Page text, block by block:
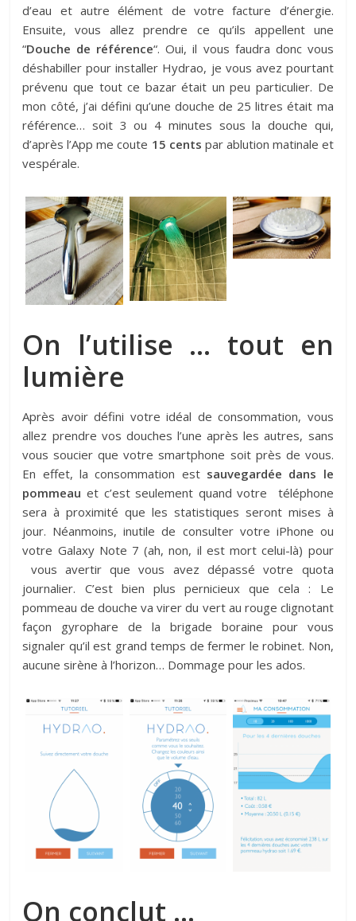
d’eau et autre élément de votre facture d’énergie.
Ensuite, vous allez prendre ce qu’ils appellent une
“Douche de référence“. Oui, il vous faudra donc vous
déshabiller pour installer Hydrao, je vous avez pourtant
prévenu que tout ce bazar était un peu particulier. De
mon côté, j’ai défini qu’une douche de 25 litres était ma
référence… soit 3 ou 4 minutes sous la douche qui,
d’après l’App me coute 15 cents par ablution matinale et
vespérale.
On l’utilise … tout en
lumière
Après avoir défini votre idéal de consommation, vous
allez prendre vos douches l’une après les autres, sans
vous soucier que votre smartphone soit près de vous.
En effet, la consommation est sauvegardée dans le
pommeau et c’est seulement quand votre téléphone
sera à proximité que les statistiques seront mises à
jour. Néanmoins, inutile de consulter votre iPhone ou
votre Galaxy Note 7 (ah, non, il est mort celui-là) pour
vous avertir que vous avez dépassé votre quota
journalier. C’est bien plus pernicieux que cela : Le
pommeau de douche va virer du vert au rouge clignotant
façon gyrophare de la brigade boraine pour vous
signaler qu’il est grand temps de fermer le robinet. Non,
aucune sirène à l’horizon… Dommage pour les ados.
On conclut …